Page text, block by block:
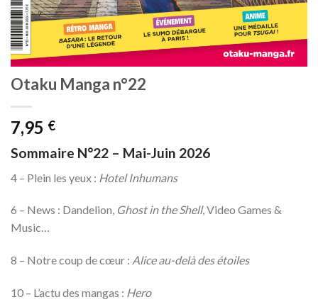
Otaku Manga n°22
7,95 €
Sommaire N°22 – Mai-Juin 2026
4 – Plein les yeux : Hotel Inhumans
6 – News : Dandelion, Ghost in the Shell, Video Games &
Music…
8 – Notre coup de cœur : Alice au-delà des étoiles
10 – L’actu des mangas : Hero